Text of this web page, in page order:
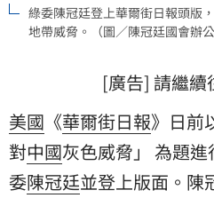
綠委陳冠廷登上華爾街日報頭版
地帶威脅。（圖／陳冠廷國會辦公
[廣告] 請繼
美國 《華爾街日報》日前
對中國灰色威脅」 為題進
委陳冠廷並登上版面。陳